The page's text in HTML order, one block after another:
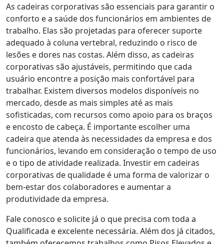
As cadeiras corporativas são essenciais para garantir o
conforto e a saúde dos funcionários em ambientes de
trabalho. Elas são projetadas para oferecer suporte
adequado à coluna vertebral, reduzindo o risco de
lesões e dores nas costas. Além disso, as cadeiras
corporativas são ajustáveis, permitindo que cada
usuário encontre a posição mais confortável para
trabalhar. Existem diversos modelos disponíveis no
mercado, desde as mais simples até as mais
sofisticadas, com recursos como apoio para os braços
e encosto de cabeça. É importante escolher uma
cadeira que atenda às necessidades da empresa e dos
funcionários, levando em consideração o tempo de uso
e o tipo de atividade realizada. Investir em cadeiras
corporativas de qualidade é uma forma de valorizar o
bem-estar dos colaboradores e aumentar a
produtividade da empresa.
Fale conosco e solicite já o que precisa com toda a
Qualificada e excelente necessária. Além dos já citados,